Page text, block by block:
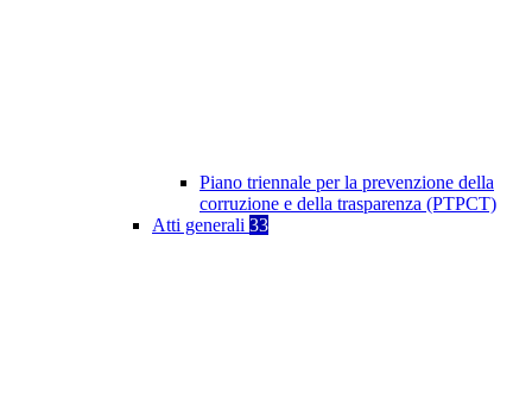
Piano triennale per la prevenzione della
corruzione e della trasparenza (PTPCT)
Atti generali 33